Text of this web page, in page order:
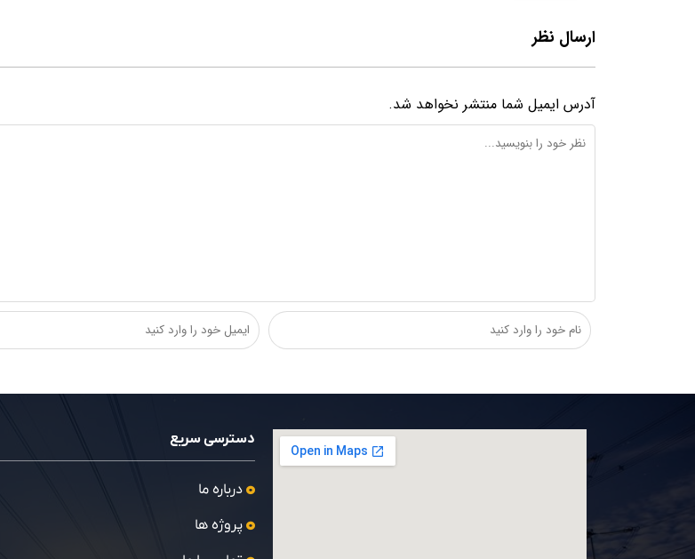
ارسال نظر
آدرس ایمیل شما منتشر نخواهد شد.
دسترسی سریع
درباره ما
پروژه ها